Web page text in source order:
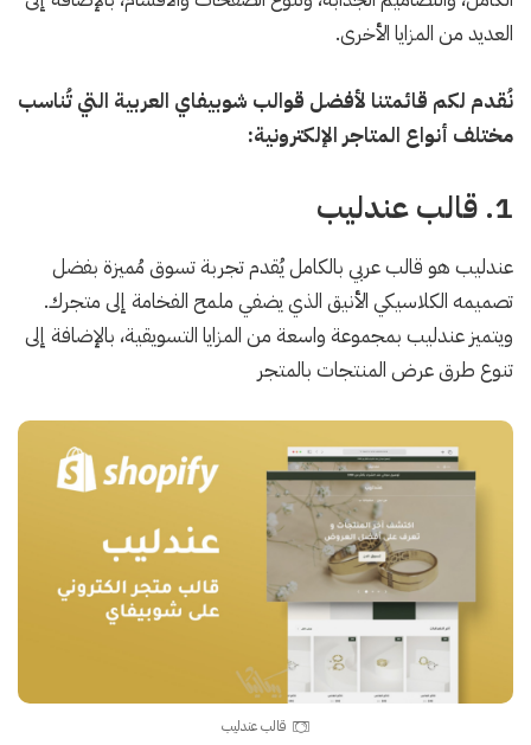
العديد من المزايا الأخرى.
نُقدم لكم قائمتنا لأفضل قوالب شوبيفاي العربية التي تُناسب
مختلف أنواع المتاجر الإلكترونية:
1. قالب عندليب
عندليب هو قالب عربي بالكامل يُقدم تجربة تسوق مُميزة بفضل
تصميمه الكلاسيكي الأنيق الذي يضفي ملمح الفخامة إلى متجرك.
ويتميز عندليب بمجموعة واسعة من المزايا التسويقية، بالإضافة إلى
تنوع طرق عرض المنتجات بالمتجر
قالب عندليب